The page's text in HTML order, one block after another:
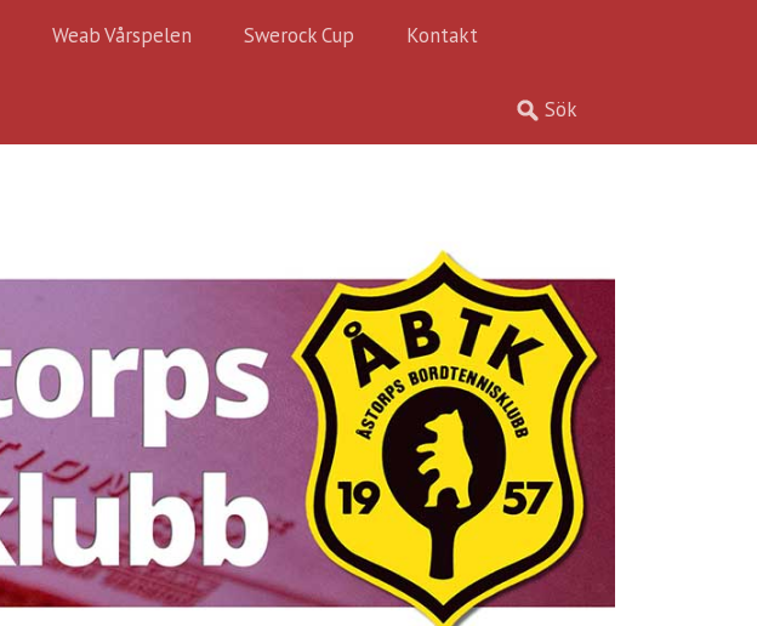
Weab Vårspelen Swerock Cup Kontakt